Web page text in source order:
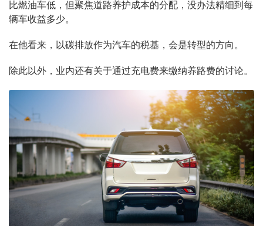
比燃油车低，但聚焦道路养护成本的分配，没办法精细到每
辆车收益多少。
在他看来，以碳排放作为汽车的税基，会是转型的方向。
除此以外，业内还有关于通过充电费来缴纳养路费的讨论。